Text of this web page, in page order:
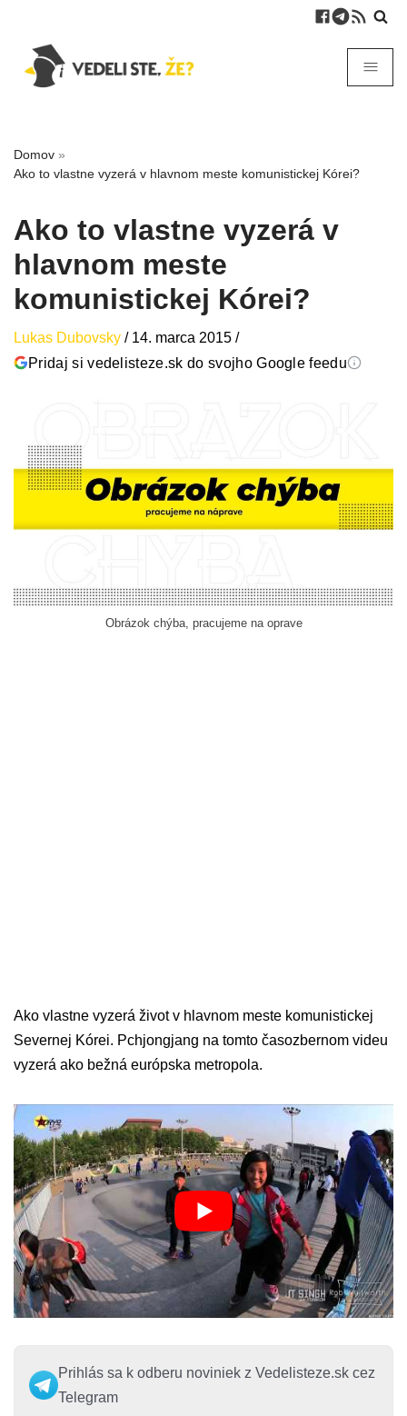
Domov »
Ako to vlastne vyzerá v hlavnom meste komunistickej Kórei?
Ako to vlastne vyzerá v
hlavnom meste
komunistickej Kórei?
Lukas Dubovsky / 14. marca 2015 /
Pridaj si vedelisteze.sk do svojho Google feedu
Obrázok chýba, pracujeme na oprave
Ako vlastne vyzerá život v hlavnom meste komunistickej
Severnej Kórei. Pchjongjang na tomto časozbernom videu
vyzerá ako bežná európska metropola.
Prihlás sa k odberu noviniek z Vedelisteze.sk cez
Telegram